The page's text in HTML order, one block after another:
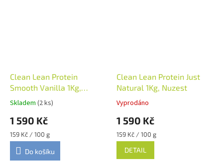
Clean Lean Protein
Smooth Vanilla 1Kg,
Nuzest
Skladem (2 ks)
1 590 Kč
Měrná
cena:
159 Kč / 100 g
Do košíku
Clean Lean Protein Just
Natural 1Kg, Nuzest
Vyprodáno
1 590 Kč
Měrná
cena:
159 Kč / 100 g
DETAIL